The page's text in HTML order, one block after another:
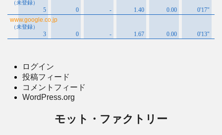
ログイン
投稿フィード
コメントフィード
WordPress.org
モット・ファクトリー